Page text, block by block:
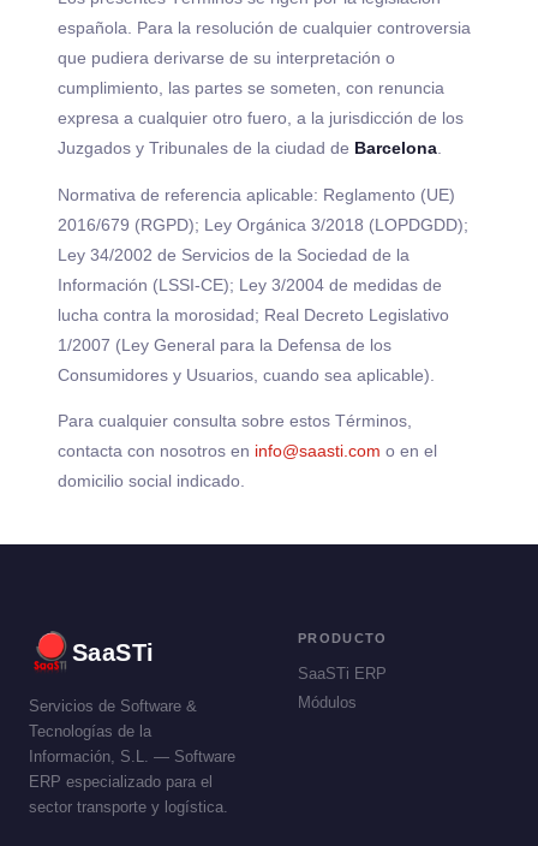
española. Para la resolución de cualquier controversia
que pudiera derivarse de su interpretación o
cumplimiento, las partes se someten, con renuncia
expresa a cualquier otro fuero, a la jurisdicción de los
Juzgados y Tribunales de la ciudad de Barcelona
Normativa de referencia aplicable: Reglamento (UE)
2016/679 (RGPD); Ley Orgánica 3/2018 (LOPDGDD);
Ley 34/2002 de Servicios de la Sociedad de la
Información (LSSI-CE); Ley 3/2004 de medidas de
lucha contra la morosidad; Real Decreto Legislativo
1/2007 (Ley General para la Defensa de los
Consumidores y Usuarios, cuando sea aplicable).
Para cualquier consulta sobre estos Términos,
contacta con nosotros en info@saasti.com o en el
domicilio social indicado.
SaaSTi
Servicios de Software &
Tecnologías de la
Información, S.L. — Software
ERP especializado para el
sector transporte y logística.
PRODUCTO
SaaSTi ERP
Módulos